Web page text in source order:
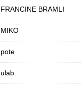
FRANCINE BRAMLI
MIKO
pote
ulab.